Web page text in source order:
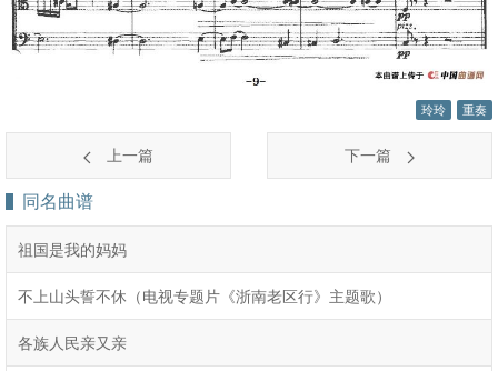
玲玲 重奏
上一篇 下一篇
同名曲谱
祖国是我的妈妈
不上山头誓不休（电视专题片《浙南老区行》主题歌）
各族人民亲又亲